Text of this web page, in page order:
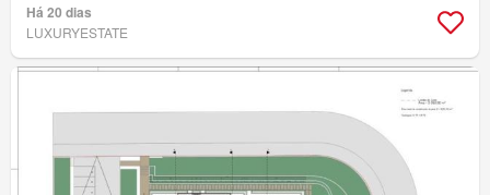
Há 20 dias
LUXURYESTATE